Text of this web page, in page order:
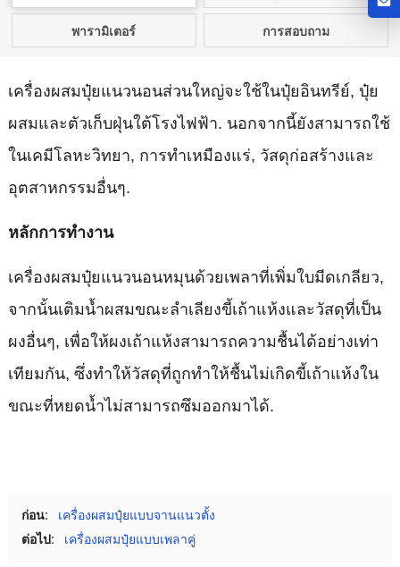
พารามิเตอร์ การสอบถาม
เครื่องผสมปุ๋ยแนวนอนส่วนใหญ่จะใช้ในปุ๋ยอินทรีย์, ปุ๋ย
ผสมและตัวเก็บฝุ่นใต้โรงไฟฟ้า. นอกจากนี้ยังสามารถใช้
ในเคมีโลหะวิทยา, การทำเหมืองแร่, วัสดุก่อสร้างและ
อุตสาหกรรมอื่นๆ.
หลักการทำงาน
เครื่องผสมปุ๋ยแนวนอนหมุนด้วยเพลาที่เพิ่มใบมีดเกลียว,
จากนั้นเติมน้ำผสมขณะลำเลียงขี้เถ้าแห้งและวัสดุที่เป็น
ผงอื่นๆ, เพื่อให้ผงเถ้าแห้งสามารถความชื้นได้อย่างเท่า
เทียมกัน, ซึ่งทำให้วัสดุที่ถูกทำให้ชื้นไม่เกิดขี้เถ้าแห้งใน
ขณะที่หยดน้ำไม่สามารถซึมออกมาได้.
ก่อน:
เครื่องผสมปุ๋ยแบบจานแนวตั้ง
ต่อไป:
เครื่องผสมปุ๋ยแบบเพลาคู่